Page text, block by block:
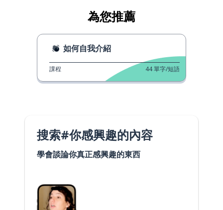
為您推薦
如何自我介紹
課程 44單字/短語
搜索#你感興趣的內容
學會談論你真正感興趣的東西